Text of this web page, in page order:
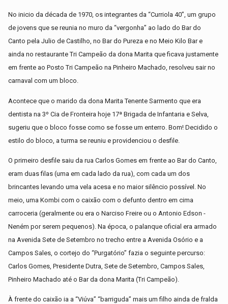
No inicio da década de 1970, os integrantes da “Curriola 40”, um grupo
de jovens que se reunia no muro da “vergonha” ao lado do Bar do
Canto pela Julio de Castilho, no Bar do Pureza e no Meio Kilo Bar e
ainda no restaurante Tri Campeão da dona Marita que ficava justamente
em frente ao Posto Tri Campeão na Pinheiro Machado, resolveu sair no
carnaval com um bloco.
Acontece que o marido da dona Marita Tenente Sarmento que era
dentista na 3º Cia de Fronteira hoje 17ª Brigada de Infantaria e Selva,
sugeriu que o bloco fosse como se fosse um enterro. Bom! Decidido o
estilo do bloco, a turma se reuniu e providenciou o desfile.
O primeiro desfile saiu da rua Carlos Gomes em frente ao Bar do Canto,
eram duas filas (uma em cada lado da rua), com cada um dos
brincantes levando uma vela acesa e no maior silêncio possível. No
meio, uma Kombi com o caixão com o defunto dentro em cima
carroceria (geralmente ou era o Narciso Freire ou o Antonio Edson -
Neném por serem pequenos). Na época, o palanque oficial era armado
na Avenida Sete de Setembro no trecho entre a Avenida Osório e a
Campos Sales, o cortejo do “Purgatório” fazia o seguinte percurso:
Carlos Gomes, Presidente Dutra, Sete de Setembro, Campos Sales,
Pinheiro Machado até o Bar da dona Marita (Tri Campeão).
À frente do caixão ia a “Viúva” “barriguda” mais um filho ainda de fralda